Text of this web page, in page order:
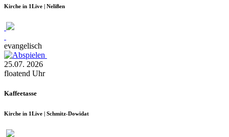
Kirche in 1Live | Nelißen
evangelisch
25.07. 2026
floatend Uhr
Kaffeetasse
Kirche in 1Live | Schmitz-Dowidat